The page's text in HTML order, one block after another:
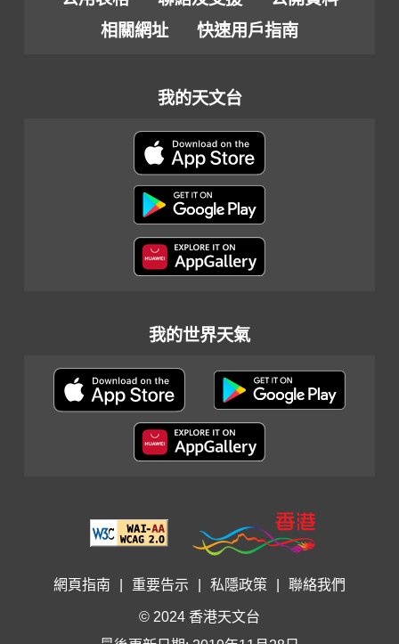
相關網址
快速用戶指南
我的天文台
我的世界天氣
網頁指南 重要告示 私隱政策 聯絡我們
© 2024 香港天文台